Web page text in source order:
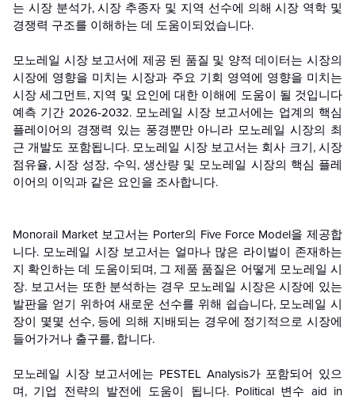
는 시장 분석가, 시장 추종자 및 지역 선수에 의해 시장 역학 및
경쟁력 구조를 이해하는 데 도움이되었습니다.
모노레일 시장 보고서에 제공 된 품질 및 양적 데이터는 시장의
시장에 영향을 미치는 시장과 주요 기회 영역에 영향을 미치는
시장 세그먼트, 지역 및 요인에 대한 이해에 도움이 될 것입니다
예측 기간 2026-2032. 모노레일 시장 보고서에는 업계의 핵심
플레이어의 경쟁력 있는 풍경뿐만 아니라 모노레일 시장의 최
근 개발도 포함됩니다. 모노레일 시장 보고서는 회사 크기, 시장
점유율, 시장 성장, 수익, 생산량 및 모노레일 시장의 핵심 플레
이어의 이익과 같은 요인을 조사합니다.
Monorail Market 보고서는 Porter의 Five Force Model을 제공합
니다. 모노레일 시장 보고서는 얼마나 많은 라이벌이 존재하는
지 확인하는 데 도움이되며, 그 제품 품질은 어떻게 모노레일시
장. 보고서는 또한 분석하는 경우 모노레일 시장은 시장에 있는
발판을 얻기 위하여 새로운 선수를 위해 쉽습니다, 모노레일 시
장이 몇몇 선수, 등에 의해 지배되는 경우에 정기적으로 시장에
들어가거나 출구를, 합니다.
모노레일 시장 보고서에는 PESTEL Analysis가 포함되어 있으
며, 기업 전략의 발전에 도움이 됩니다. Political 변수 aid in